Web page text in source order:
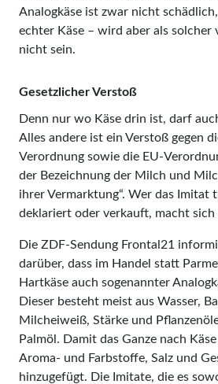
Analogkäse ist zwar nicht
echter Käse – wird aber als solcher
nicht sein.
Gesetzlicher Verstoß
Denn nur wo Käse drin ist, darf
Alles andere ist ein Verstoß gegen
Verordnung sowie die EU-
der Bezeichnung der Milch und
ihrer Vermarktung“. Wer das Imitat
deklariert oder verkauft, macht sich
Die ZDF-Sendung Frontal21
darüber, dass im Handel statt
Hartkäse auch sogenannter
Dieser besteht meist aus Wasser,
Milcheiweiß, Stärke und
Palm­öl. Damit das Ganze nach
Aroma- und Farbstoffe, Salz und
hinzugefügt. Die Imitate, die es